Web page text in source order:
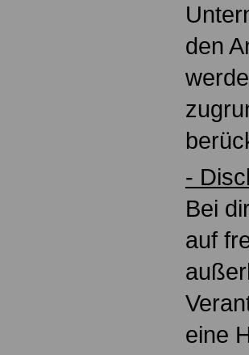
den
-
Bei
auf
eine